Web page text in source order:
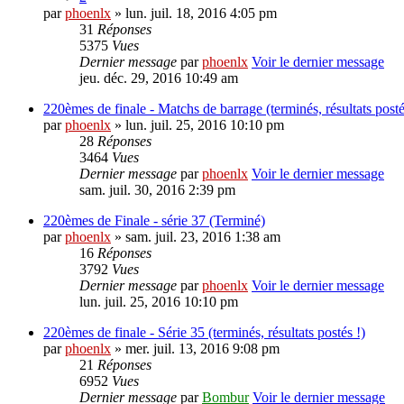
parphoenlx » lun. juil. 18, 2016 4:05 pm
31 Réponses
5375 Vues
Dernier message parphoenlx Voir le dernier message
jeu. déc. 29, 2016 10:49 am
220èmes de finale - Matchs de barrage (terminés, résultats
parphoenlx » lun. juil. 25, 2016 10:10 pm
28 Réponses
3464 Vues
Dernier message parphoenlx Voir le dernier message
sam. juil. 30, 2016 2:39 pm
220èmes de Finale - série 37 (Terminé)
parphoenlx » sam. juil. 23, 2016 1:38 am
16 Réponses
3792 Vues
Dernier message parphoenlx Voir le dernier message
lun. juil. 25, 2016 10:10 pm
220èmes de finale - Série 35 (terminés, résultats postés !)
parphoenlx » mer. juil. 13, 2016 9:08 pm
21 Réponses
6952 Vues
Dernier message parBombur Voir le dernier message